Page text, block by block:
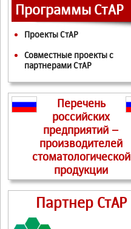
Программы СтАР
Проекты СтАР
Совместные проекты с
партнерами СтАР
Перечень
российских
предприятий –
производителей
стоматологической
продукции
Партнер СтАР